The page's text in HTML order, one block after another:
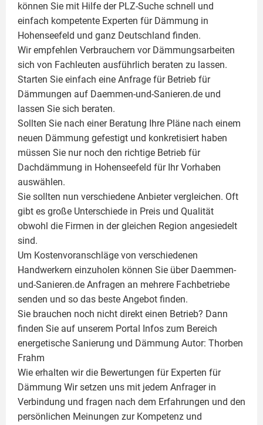
können Sie mit Hilfe der PLZ-Suche schnell und
einfach kompetente Experten für Dämmung in
Hohenseefeld und ganz Deutschland finden.
Wir empfehlen Verbrauchern vor Dämmungsarbeiten
sich von Fachleuten ausführlich beraten zu lassen.
Starten Sie einfach eine Anfrage für Betrieb für
Dämmungen auf Daemmen-und-Sanieren.de und
lassen Sie sich beraten.
Sollten Sie nach einer Beratung Ihre Pläne nach einem
neuen Dämmung gefestigt und konkretisiert haben
müssen Sie nur noch den richtige Betrieb für
Dachdämmung in Hohenseefeld für Ihr Vorhaben
auswählen.
Sie sollten nun verschiedene Anbieter vergleichen. Oft
gibt es große Unterschiede in Preis und Qualität
obwohl die Firmen in der gleichen Region angesiedelt
sind.
Um Kostenvoranschläge von verschiedenen
Handwerkern einzuholen können Sie über Daemmen-
und-Sanieren.de Anfragen an mehrere Fachbetriebe
senden und so das beste Angebot finden.
Sie brauchen noch nicht direkt einen Betrieb? Dann
finden Sie auf unserem Portal Infos zum Bereich
energetische Sanierung und Dämmung Autor: Thorben
Frahm
Wie erhalten wir die Bewertungen für Experten für
Dämmung Wir setzen uns mit jedem Anfrager in
Verbindung und fragen nach dem Erfahrungen und den
persönlichen Meinungen zur Kompetenz und